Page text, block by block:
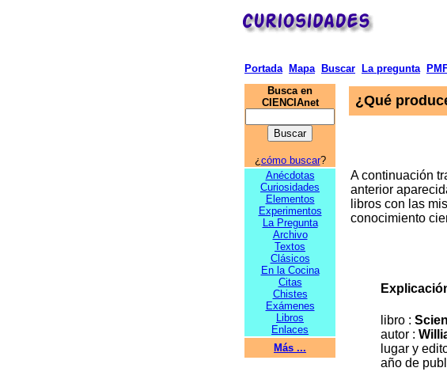
Portada Mapa Buscar La pregunta
Busca en
CIENCIAnet
¿ cómo buscar?
Anécdotas
Curiosidades
Elementos
Experimentos
La Pregunta
Archivo
Textos
Clásicos
En la Cocina
Citas
Chistes
Exámenes
Libros
Enlaces
Más ...
¿Qué
A continuación
anterior
libros con las
conocimiento
libro :
autor :
lugar y
año de